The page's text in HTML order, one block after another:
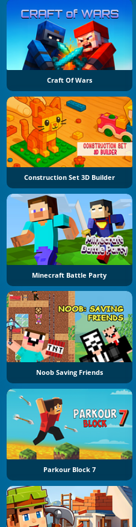
Craft Of Wars
Construction Set 3D Builder
Minecraft Battle Party
Noob Saving Friends
Parkour Block 7